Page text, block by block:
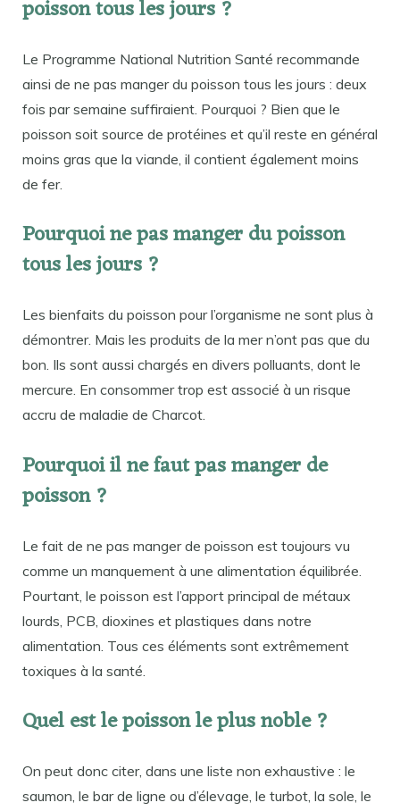
poisson tous les jours ?
Le Programme National Nutrition Santé recommande
ainsi de ne pas manger du poisson tous les jours : deux
fois par semaine suffiraient. Pourquoi ? Bien que le
poisson soit source de protéines et qu’il reste en général
moins gras que la viande, il contient également moins
de fer.
Pourquoi ne pas manger du poisson
tous les jours ?
Les bienfaits du poisson pour l’organisme ne sont plus à
démontrer. Mais les produits de la mer n’ont pas que du
bon. Ils sont aussi chargés en divers polluants, dont le
mercure. En consommer trop est associé à un risque
accru de maladie de Charcot.
Pourquoi il ne faut pas manger de
poisson ?
Le fait de ne pas manger de poisson est toujours vu
comme un manquement à une alimentation équilibrée.
Pourtant, le poisson est l’apport principal de métaux
lourds, PCB, dioxines et plastiques dans notre
alimentation. Tous ces éléments sont extrêmement
toxiques à la santé.
Quel est le poisson le plus noble ?
On peut donc citer, dans une liste non exhaustive : le
saumon, le bar de ligne ou d’élevage, le turbot, la sole, le